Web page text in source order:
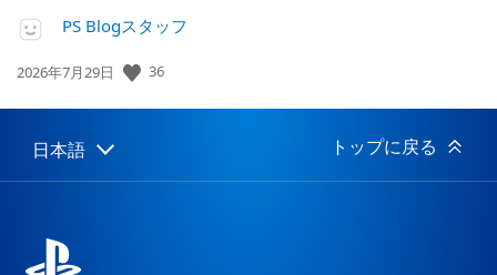
PS Blogスタッフ
公
日:
2026年7月29日 36
Select
a
Current
region:
日本語 トップに戻る